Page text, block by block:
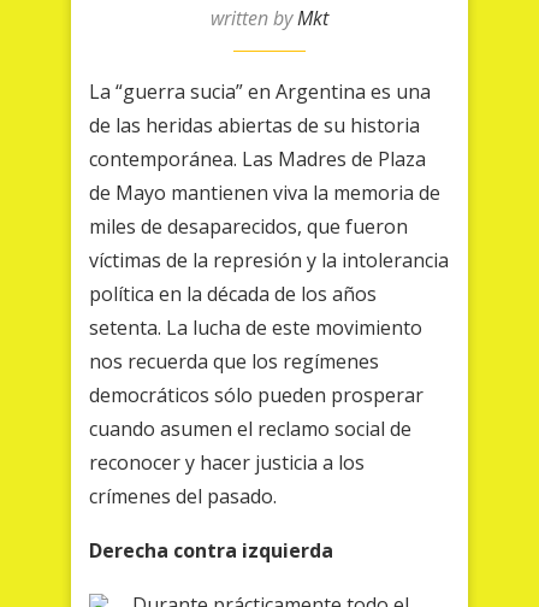
written byMkt
La “guerra sucia” en Argentina es una
de las heridas abiertas de su historia
contemporánea. Las Madres de Plaza
de Mayo mantienen viva la memoria de
miles de desaparecidos, que fueron
víctimas de la represión y la intolerancia
política en la década de los años
setenta. La lucha de este movimiento
nos recuerda que los regímenes
democráticos sólo pueden prosperar
cuando asumen el reclamo social de
reconocer y hacer justicia a los
crímenes del pasado.
Derecha contra izquierda